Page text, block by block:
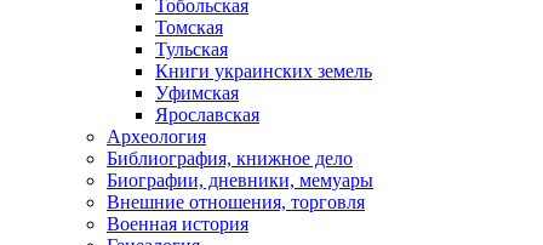
Тобольская
Томская
Тульская
Книги украинских земель
Уфимская
Ярославская
Археология
Библиография, книжное дело
Биографии, дневники, мемуары
Внешние отношения, торговля
Военная история